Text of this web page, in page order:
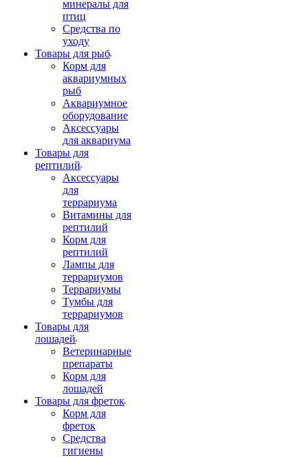
минералы для
птиц
Средства по
уходу
Товары для рыб
Корм для
аквариумных
рыб
Аквариумное
оборудование
Аксессуары
для аквариума
Товары для
рептилий
Аксессуары
для
террариума
Витамины для
рептилий
Корм для
рептилий
Лампы для
террариумов
Террариумы
Тумбы для
террариумов
Товары для
лошадей
Ветеринарные
препараты
Корм для
лошадей
Товары для фреток
Корм для
фреток
Средства
гигиены